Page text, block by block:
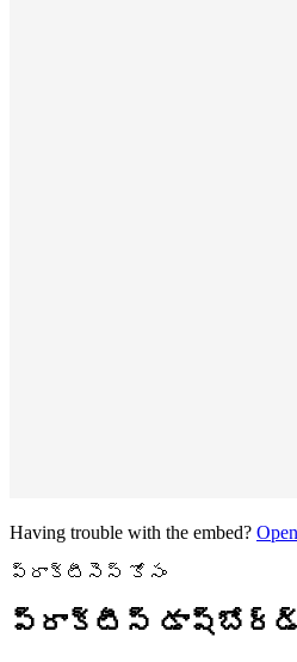
Having trouble with the embed?
ప్రాక్టీసెస్ కోసం
ప్రాక్టీస్ డాష్‌బోర్డ్